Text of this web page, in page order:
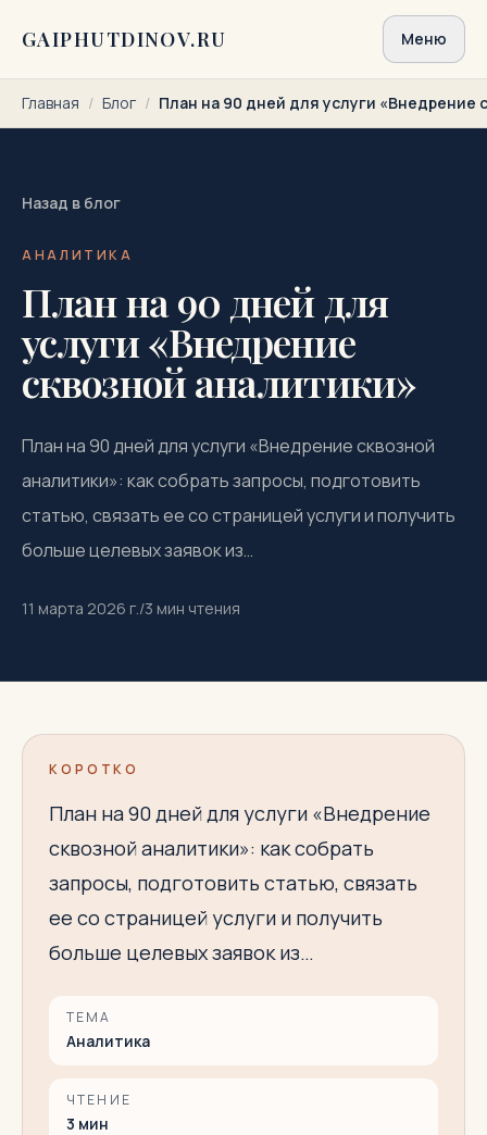
GAIPHUTDINOV.RU Меню
Главная / Блог / План на 90 дней для услуги «Внедрение
Назад в блог
АНАЛИТИКА
План на 90 дней для
услуги «Внедрение
сквозной аналитики»
План на 90 дней для услуги «Внедрение сквозной
аналитики»: как собрать запросы, подготовить
статью, связать ее со страницей услуги и получить
больше целевых заявок из…
11 марта 2026 г./3 мин чтения
КОРОТКО
План на 90 дней для услуги «Внедрение
сквозной аналитики»: как собрать
запросы, подготовить статью, связать
ее со страницей услуги и получить
больше целевых заявок из…
ТЕМА
Аналитика
ЧТЕНИЕ
3 мин